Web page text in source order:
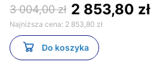
3 004,00 zł 2 853,80 zł
Najniższa cena: 2 853,80 zł
Do koszyka